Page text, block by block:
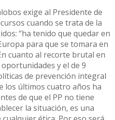
exige al Presidente de
cuando se trata de la
“ha tenido que quedar en
para que se tomara en
cuanto al recorte brutal en
y el de 9
de prevención integral
los últimos cuatro años ha
de que el PP no tiene
la situación, es una